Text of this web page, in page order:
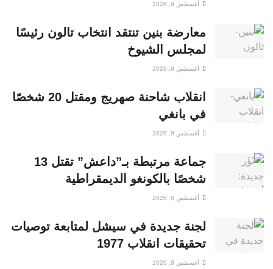
أغسطس 9, 2026
معارضة بنين تنتقد انتخاب تالون رئيسًا
لمجلس الشيوخ
أغسطس 9, 2026
انقلاب شاحنة صهريج ومقتل 20 شخصًا
في بانغي
أغسطس 9, 2026
جماعة مرتبطة بـ”داعش” تقتل 13
شخصًا بالكونغو الديمقراطية
أغسطس 8, 2026
لجنة جديدة في سيشل لمتابعة توصيات
تحقيقات انقلاب 1977
أغسطس 8, 2026